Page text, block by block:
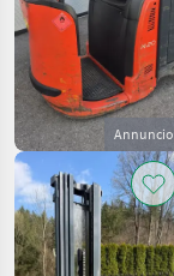
Annuncio